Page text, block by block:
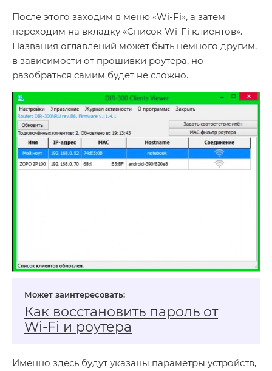
После этого заходим в меню «Wi-Fi», а затем
переходим на вкладку «Список Wi-Fi клиентов».
Названия оглавлений может быть немного другим,
в зависимости от прошивки роутера, но
разобраться самим будет не сложно.
Как восстановить пароль от
Wi‑Fi и роутера
Именно здесь будут указаны параметры устройств,